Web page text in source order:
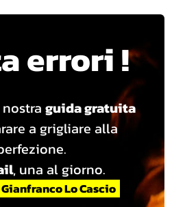
errori !
guida gratuita
a grigliare alla
, una al giorno.
Lo Cascio